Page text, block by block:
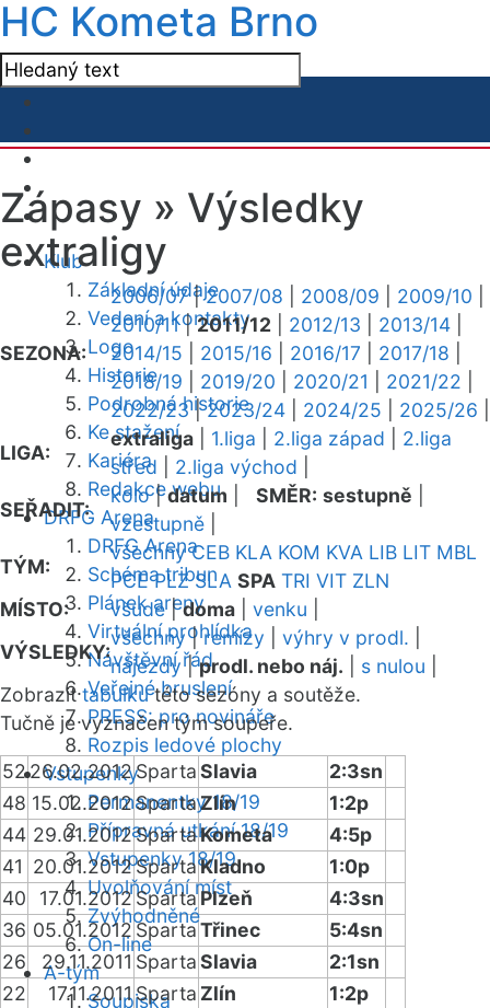
HC Kometa Brno
Klub
Základní údaje
Vedení a kontakty
Logo
Historie
Podrobná historie
Ke stažení
Kariéra
Redakce webu
DRFG Arena
DRFG Arena
Schéma tribun
Plánek areny
Virtuální prohlídka
Návštěvní řád
Veřejné bruslení
PRESS: pro novináře
Rozpis ledové plochy
Vstupenky
Permanentky 18/19
Přípravná utkání 18/19
Vstupenky 18/19
Uvolňování míst
Zvýhodněné
On-line
A-tým
Soupiska
Zápasy » Výsledky
extraligy
SEZONA:
2006/07|2007/08 2008/09 2009/10
2010/11|2011/12 2012/13 2013/14
2014/15
2015/16 2016/17 2017/18
2018/19
2019/20 2020/21 2021/22
2022/23|2023/24 2024/25 2025/26
LIGA:
extraliga 1.liga 2.liga západ
2.liga
střed
2.liga východ
SEŘADIT:
kolo|datum SMĚR: sestupně
vzestupně
TÝM:
všechny CEB KLA KOM KVA LIB LIT MBL
PCE PLZ SLA SPA TRI VIT ZLN
MÍSTO:
všude|doma venku
VÝSLEDKY:
všechny|remízy výhry v prodl.
nájezdy|prodl. nebo náj. s nulou
Zobrazittabulkutéto sezóny a soutěže.
Tučně je vyznačen tým soupeře.
5226.02.2012SpartaSlavia
2:3sn
48 15.02.2012SpartaZlín
1:2p
44 29.01.2012SpartaKometa
4:5p
41 20.01.2012SpartaKladno
1:0p
40
17.01.2012SpartaPlzeň
4:3sn
36 05.01.2012SpartaTřinec
5:4sn
26
29.11.2011 SpartaSlavia
2:1sn
22
17.11.2011Sparta Zlín
1:2p